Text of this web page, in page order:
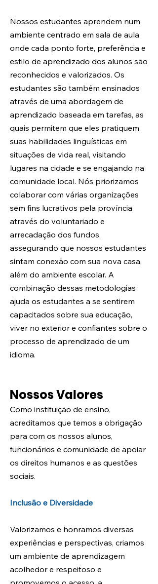
Nossos estudantes aprendem num
ambiente centrado em sala de aula
onde cada ponto forte, preferência e
estilo de aprendizado dos alunos são
reconhecidos e valorizados. Os
estudantes são também ensinados
através de uma abordagem de
aprendizado baseada em tarefas, as
quais permitem que eles pratiquem
suas habilidades linguísticas em
situações de vida real, visitando
lugares na cidade e se engajando na
comunidade local. Nós priorizamos
colaborar com várias organizações
sem fins lucrativos pela província
através do voluntariado e
arrecadação dos fundos,
assegurando que nossos estudantes
sintam conexão com sua nova casa,
além do ambiente escolar. A
combinação dessas metodologias
ajuda os estudantes a se sentirem
capacitados sobre sua educação,
viver no exterior e confiantes sobre o
processo de aprendizado de um
idioma.
Nossos Valores
Como instituição de ensino,
acreditamos que temos a obrigação
para com os nossos alunos,
funcionários e comunidade de apoiar
os direitos humanos e as questões
sociais.
Inclusão e Diversidade
Valorizamos e honramos diversas
experiências e perspectivas, criamos
um ambiente de aprendizagem
acolhedor e respeitoso e